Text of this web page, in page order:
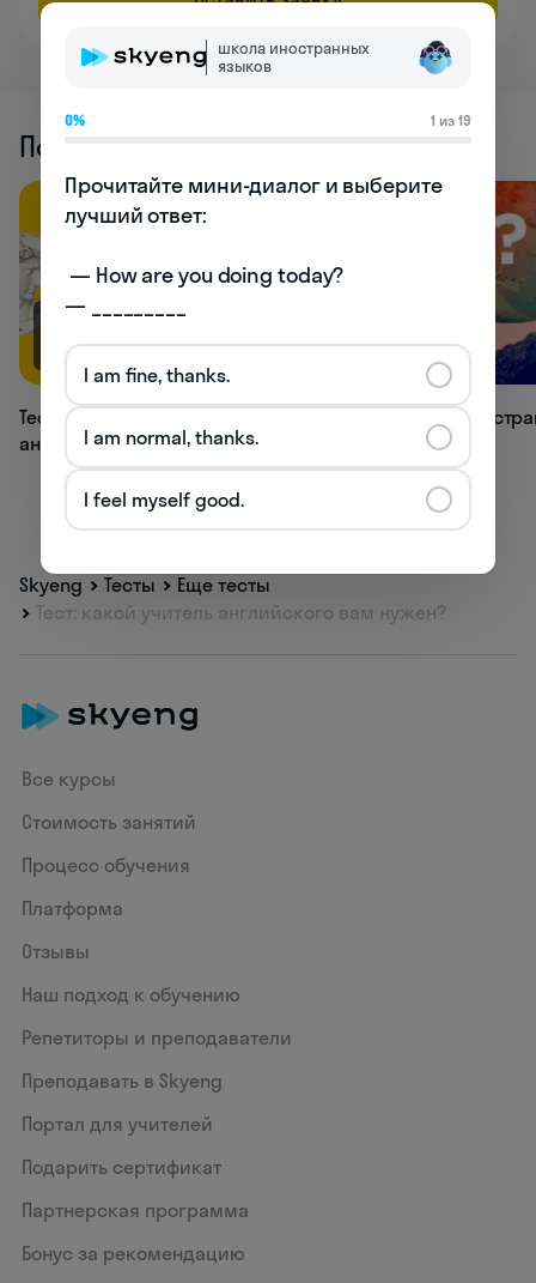
Похожие статьи
66.9K
Тест: как хорошо вы знаете времена
английского языка?
33.1K
Тест: в какой
Skyeng Тесты
Еще тесты
Тест: какой учитель английского вам нужен?
Все курсы
Стоимость занятий
Процесс обучения
Платформа
Отзывы
Наш подход к обучению
Репетиторы и преподаватели
Преподавать в Skyeng
Портал для учителей
Подарить сертификат
Партнерская программа
Бонус за рекомендацию
школа иностранных
языков
0% 1 из 19
Прочитайте мини-диалог и выберите
лучший ответ:
— _________
I am fine, thanks.
I am normal, thanks.
I feel myself good.